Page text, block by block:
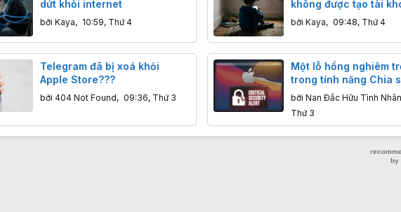
dứt khỏi internet
bởi Kaya, 10:59, Thứ 4
không được tạo tài
mạng xã hội
bởi Kaya, 09:48, Thứ 4
Telegram đã bị xoá khỏi
Apple Store???
bởi 404 Not Found, 09:36, Thứ 3
Một lỗ hổng nghiêm
trong tính năng Chia
hình của macOS có
phép tin tặc chiếm
khiển máy Mac từ xa
bởi Nan Đắc Hữu Tình Nhân
Thứ 3